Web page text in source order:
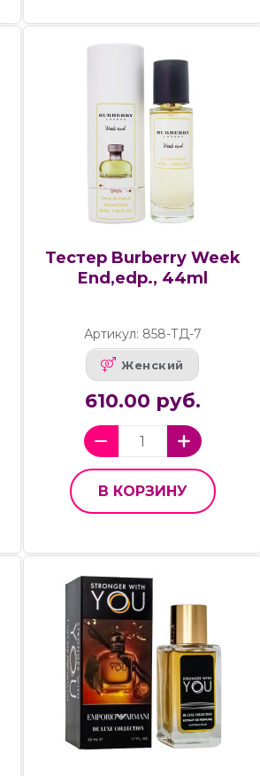
Тестер Burberry Week
End,edp., 44ml
Артикул: 858-ТД-7
Женский
610.00 руб.
В КОРЗИНУ